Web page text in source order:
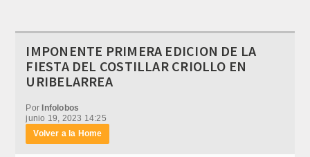
IMPONENTE PRIMERA EDICION DE LA
FIESTA DEL COSTILLAR CRIOLLO EN
URIBELARREA
Por Infolobos
junio 19, 2023 14:25
Volver a la Home